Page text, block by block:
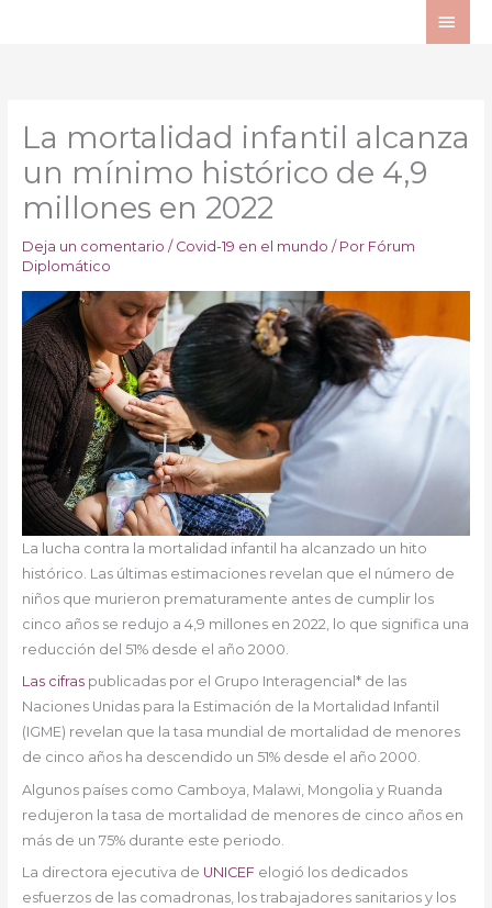
La mortalidad infantil alcanza
un mínimo histórico de 4,9
millones en 2022
Deja un comentario / Covid-19 en el mundo / Por Fórum
Diplomático
La lucha contra la mortalidad infantil ha alcanzado un hito
histórico. Las últimas estimaciones revelan que el número de
niños que murieron prematuramente antes de cumplir los
cinco años se redujo a 4,9 millones en 2022, lo que significa una
reducción del 51% desde el año 2000.
Las cifraspublicadas por el Grupo Interagencial* de las
Naciones Unidas para la Estimación de la Mortalidad Infantil
(IGME) revelan que la tasa mundial de mortalidad de menores
de cinco años ha descendido un 51% desde el año 2000.
Algunos países como Camboya, Malawi, Mongolia y Ruanda
redujeron la tasa de mortalidad de menores de cinco años en
más de un 75% durante este periodo.
La directora ejecutiva de UNICEFelogió los dedicados
esfuerzos de las comadronas, los trabajadores sanitarios y los